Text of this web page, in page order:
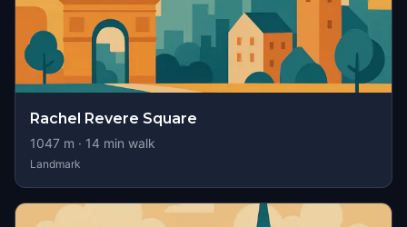
Rachel Revere Square
1047 m · 14 min walk
Landmark